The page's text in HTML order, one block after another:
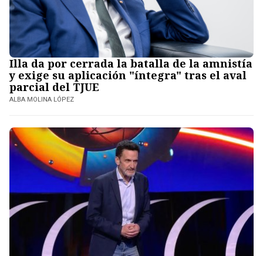
Illa da por cerrada la batalla de la amnistía
y exige su aplicación "íntegra" tras el aval
parcial del TJUE
ALBA MOLINA LÓPEZ